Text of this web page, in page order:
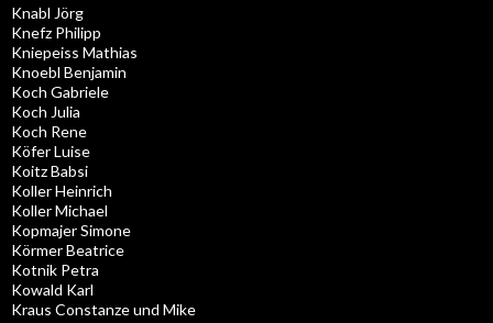
Knabl Jörg
Knefz Philipp
Kniepeiss Mathias
Knoebl Benjamin
Koch Gabriele
Koch Julia
Koch Rene
Köfer Luise
Koitz Babsi
Koller Heinrich
Koller Michael
Kopmajer Simone
Körmer Beatrice
Kotnik Petra
Kowald Karl
Kraus Constanze und Mike